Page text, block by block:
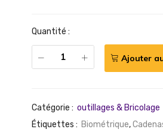
Quantité :
Ajouter
Catégorie : outillages & Bricolage
Étiquettes : Biométrique,